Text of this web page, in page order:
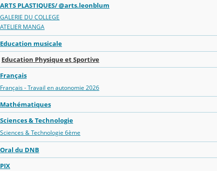
ARTS PLASTIQUES/ @arts.leonblum
GALERIE DU COLLEGE
ATELIER MANGA
Education musicale
Education Physique et Sportive
Français
Français - Travail en autonomie 2026
Mathématiques
Sciences & Technologie
Sciences & Technologie 6ème
Oral du DNB
PIX